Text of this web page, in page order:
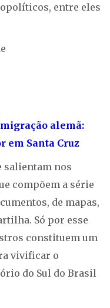
entre eles
alemã:
em Santa Cruz
salientam nos
compõem a série
de mapas,
Só por esse
constituem um
vivificar o
do Sul do Brasil